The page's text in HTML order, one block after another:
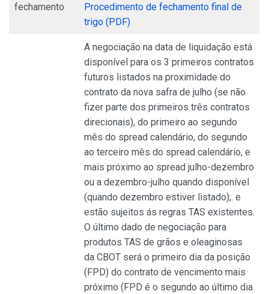
fechamento
Procedimento de fechamento final de
trigo (PDF)
A negociação na data de liquidação está
disponível para os 3 primeiros contratos
futuros listados na proximidade do
contrato da nova safra de julho (se não
fizer parte dos primeiros três contratos
direcionais), do primeiro ao segundo
mês do spread calendário, do segundo
ao terceiro mês do spread calendário, e
mais próximo ao spread julho-dezembro
ou a dezembro-julho quando disponível
(quando dezembro estiver listado);. e
estão sujeitos ás regras TAS existentes.
O último dado de negociação para
produtos TAS de grãos e oleaginosas
da CBOT será o primeiro dia da posição
(FPD) do contrato de vencimento mais
próximo (FPD é o segundo ao último dia